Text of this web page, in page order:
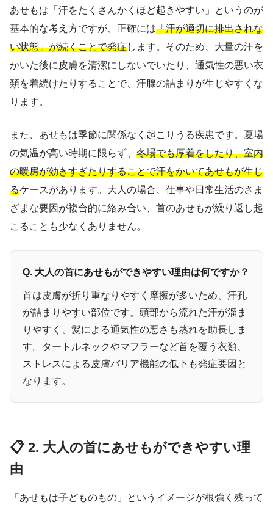
あせもは「汗をたくさんかくほど起きやすい」というのが
基本的な考え方ですが、正確には「汗が適切に排出されな
い状態」が続くことで発症します。そのため、大量の汗を
かいた後に皮膚を清潔にしないでいたり、通気性の悪い衣
類を着続けたりすることで、汗腺の詰まりが生じやすくな
ります。
また、あせもは季節に関係なく起こりうる疾患です。夏場
の気温が高い時期に限らず、 冬場でも厚着をしたり、室内
の暖房が効きすぎたりすることで汗をかいてあせもが生じ
るケースがあります。大人の場合、仕事や日常生活のさま
ざまな要因が複合的に絡み合い、首のあせもが繰り返し起
こることも少なくありません。
Q. 大人の首にあせもができやすい理由は何ですか？
首は皮膚が折り重なりやすく摩擦が多いため、汗孔
が詰まりやすい部位です。頭部から流れた汗が溜ま
りやすく、髪による通気性の悪さも蒸れを助長しま
す。タートルネックやマフラーなど首を覆う衣類、
ストレスによる皮膚バリア機能の低下も発症要因と
なります。
📋 2. 大人の首にあせもができやすい理
由
「あせもは子どものもの」というイメージが根強く残って